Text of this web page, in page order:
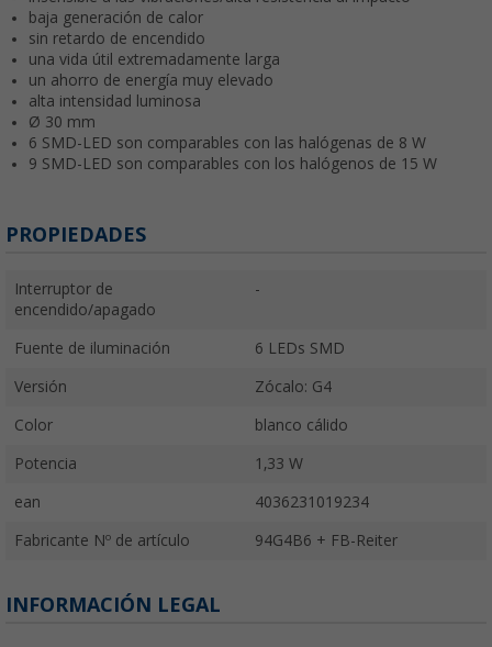
baja generación de calor
sin retardo de encendido
una vida útil extremadamente larga
un ahorro de energía muy elevado
alta intensidad luminosa
Ø 30 mm
6 SMD-LED son comparables con las halógenas de 8 W
9 SMD-LED son comparables con los halógenos de 15 W
PROPIEDADES
Interruptor de
encendido/apagado
-
Fuente de iluminación 6 LEDs SMD
Versión Zócalo: G4
Color blanco cálido
Potencia 1,33 W
ean 4036231019234
Fabricante Nº de artículo 94G4B6 + FB-Reiter
INFORMACIÓN LEGAL